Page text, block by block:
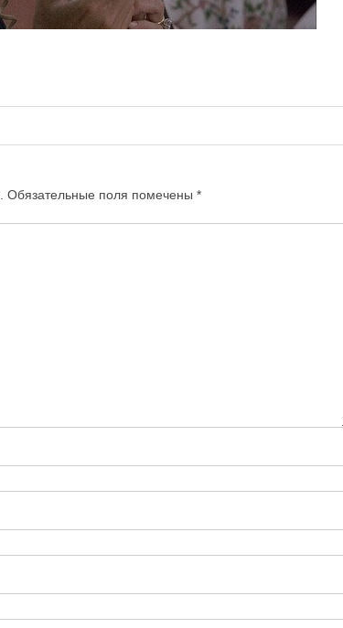
Обязательные поля помечены *